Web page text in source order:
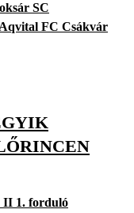
SC
Aqvital FC Csákvár
II 1. forduló